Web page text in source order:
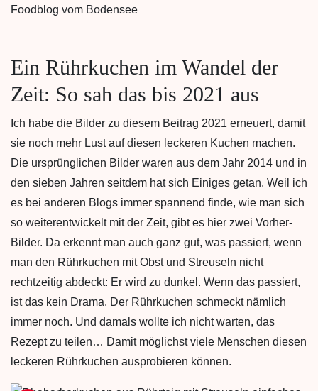
Ein Rührkuchen im Wandel der
Zeit: So sah das bis 2021 aus
Ich habe die Bilder zu diesem Beitrag 2021 erneuert, damit
sie noch mehr Lust auf diesen leckeren Kuchen machen.
Die ursprünglichen Bilder waren aus dem Jahr 2014 und in
den sieben Jahren seitdem hat sich Einiges getan. Weil ich
es bei anderen Blogs immer spannend finde, wie man sich
so weiterentwickelt mit der Zeit, gibt es hier zwei Vorher-
Bilder. Da erkennt man auch ganz gut, was passiert, wenn
man den Rührkuchen mit Obst und Streuseln nicht
rechtzeitig abdeckt: Er wird zu dunkel. Wenn das passiert,
ist das kein Drama. Der Rührkuchen schmeckt nämlich
immer noch. Und damals wollte ich nicht warten, das
Rezept zu teilen… Damit möglichst viele Menschen diesen
leckeren Rührkuchen ausprobieren können.